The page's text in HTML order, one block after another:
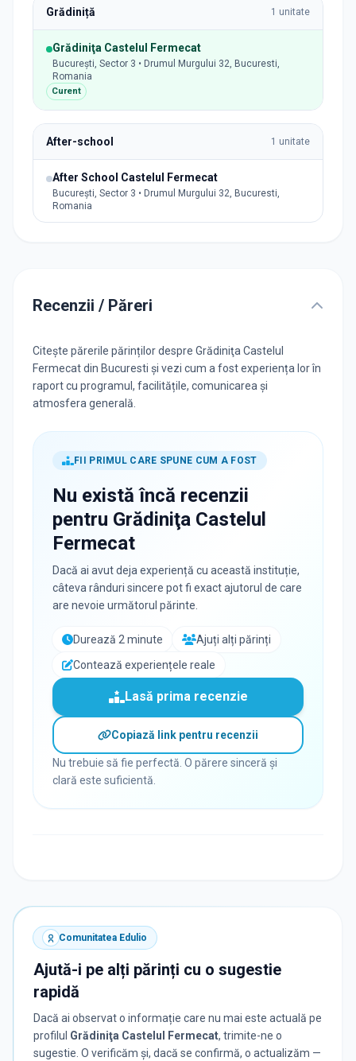
Grădiniță 1 unitate
Grădiniţa Castelul Fermecat
București, Sector 3 • Drumul Murgului 32, Bucuresti,
Romania
Curent
After-school 1 unitate
After School Castelul Fermecat
București, Sector 3 • Drumul Murgului 32, Bucuresti,
Romania
Recenzii / Păreri
Citește părerile părinților despre Grădiniţa Castelul
Fermecat din Bucuresti și vezi cum a fost experiența lor în
raport cu programul, facilitățile, comunicarea și
atmosfera generală.
FII PRIMUL CARE SPUNE CUM A FOST
Nu există încă recenzii
pentru Grădiniţa Castelul
Fermecat
Dacă ai avut deja experiență cu această instituție,
câteva rânduri sincere pot fi exact ajutorul de care
are nevoie următorul părinte.
Durează 2 minute
Ajuți alți părinți
Contează experiențele reale
Lasă prima recenzie
Copiază link pentru recenzii
Nu trebuie să fie perfectă. O părere sinceră și
clară este suficientă.
Comunitatea Edulio
Ajută-i pe alți părinți cu o sugestie
rapidă
Dacă ai observat o informație care nu mai este actuală pe
profilul Grădiniţa Castelul Fermecat, trimite-ne o
sugestie. O verificăm și, dacă se confirmă, o actualizăm —